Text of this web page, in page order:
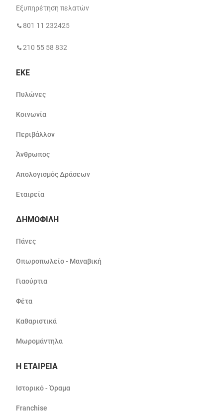
Εξυπηρέτηση πελατών
801 11 232425
210 55 58 832
ΕΚΕ
Πυλώνες
Κοινωνία
Περιβάλλον
Άνθρωπος
Απολογισμός Δράσεων
Εταιρεία
ΔΗΜΟΦΙΛΗ
Πάνες
Οπωροπωλείο - Μαναβική
Γιαούρτια
Φέτα
Καθαριστικά
Μωρομάντηλα
Η ΕΤΑΙΡΕΙΑ
Ιστορικό - Όραμα
Franchise